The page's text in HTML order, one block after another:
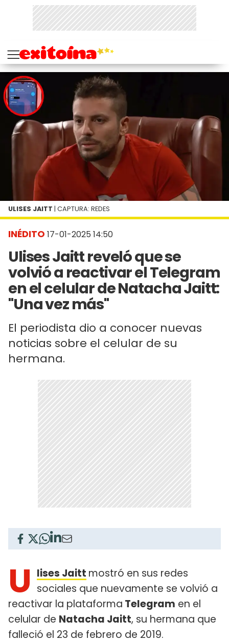
INÉDITO 17-01-2025 14:50
Ulises Jaitt reveló que se
volvió a reactivar el Telegram
en el celular de Natacha Jaitt:
"Una vez más"
El periodista dio a conocer nuevas
noticias sobre el celular de su
hermana.
ULISES JAITT | CAPTURA: REDES
U lises Jaitt mostró en sus redes
sociales que nuevamente se volvió a
reactivar la plataforma Telegram en el
celular de Natacha Jaitt, su hermana que
falleció el 23 de febrero de 2019.